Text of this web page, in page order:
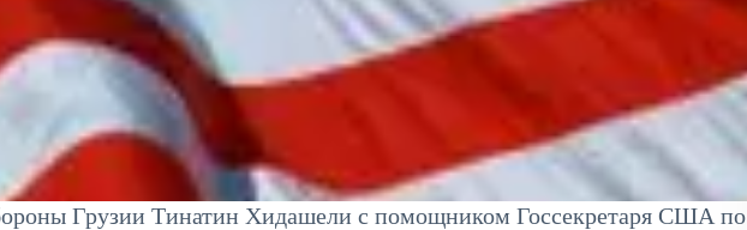
Грузии Тинатин Хидашели с помощником Госсекретаря США по